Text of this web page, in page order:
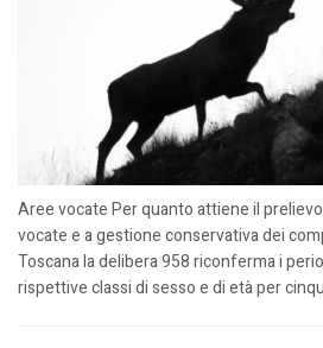
Aree vocate Per quanto attiene il
vocate e a gestione conservativa dei
Toscana la delibera 958 riconferma i
rispettive classi di sesso e di età per